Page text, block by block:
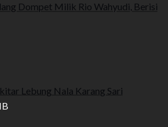
Dompet Milik Rio Wahyudi, Berisi
Lebung Nala Karang Sari